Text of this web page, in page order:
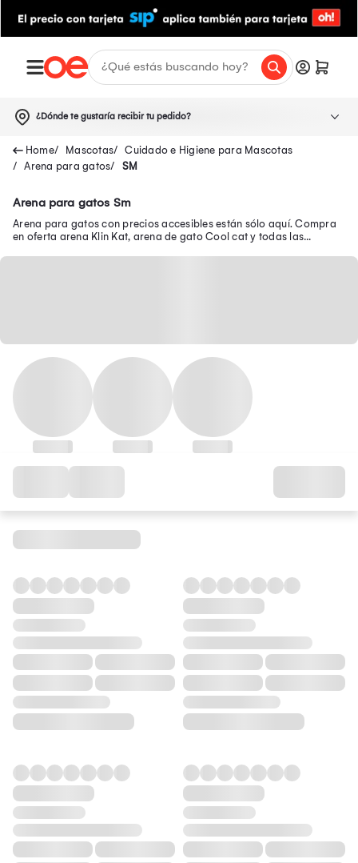
¿Dónde te gustaría recibir tu pedido?
Mascotas
Cuidado e Higiene para Mascotas
Arena para gatos
SM
Arena para gatos Sm
Arena para gatos con precios accesibles están sólo aquí. Compra
en oferta arena Klin Kat, arena de gato Cool cat y todas las